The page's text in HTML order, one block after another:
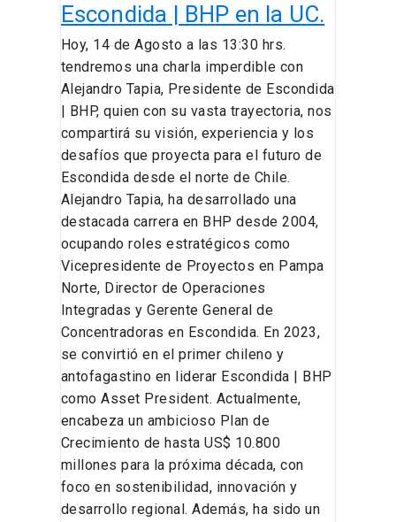
Escondida | BHP en la UC.
Hoy, 14 de Agosto a las 13:30 hrs.
tendremos una charla imperdible con
Alejandro Tapia, Presidente de Escondida
| BHP, quien con su vasta trayectoria, nos
compartirá su visión, experiencia y los
desafíos que proyecta para el futuro de
Escondida desde el norte de Chile.
Alejandro Tapia, ha desarrollado una
destacada carrera en BHP desde 2004,
ocupando roles estratégicos como
Vicepresidente de Proyectos en Pampa
Norte, Director de Operaciones
Integradas y Gerente General de
Concentradoras en Escondida. En 2023,
se convirtió en el primer chileno y
antofagastino en liderar Escondida | BHP
como Asset President. Actualmente,
encabeza un ambicioso Plan de
Crecimiento de hasta US$ 10.800
millones para la próxima década, con
foco en sostenibilidad, innovación y
desarrollo regional. Además, ha sido un